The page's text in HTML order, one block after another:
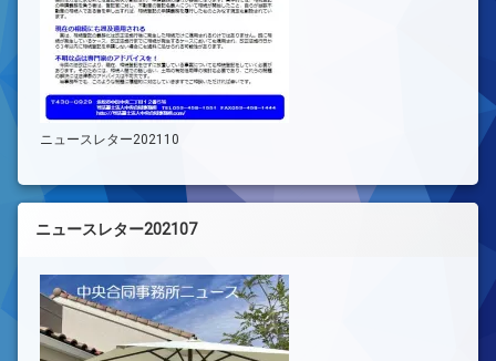
ニュースレター202110
ニュースレター202107